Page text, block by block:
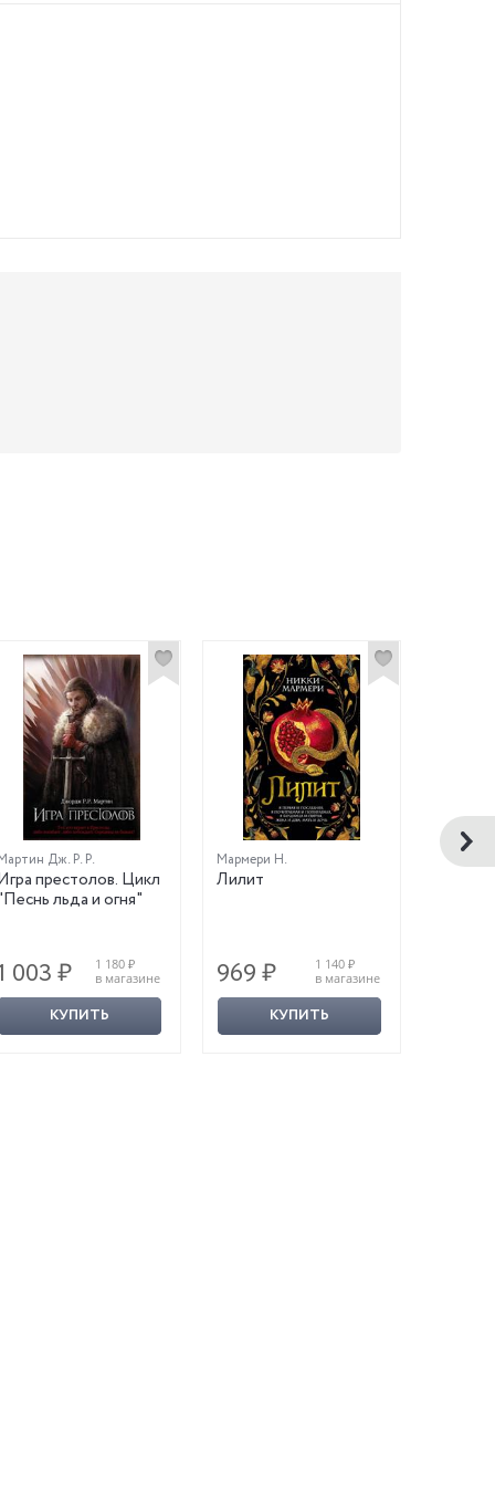
Дж. Р. Р.
престолов. Цикл
льда и огня"
003 ₽
1 180 ₽
в магазине
КУПИТЬ
Мармери Н.
Лилит
969 ₽
1 140 ₽
в магазине
КУПИТЬ
Толкин